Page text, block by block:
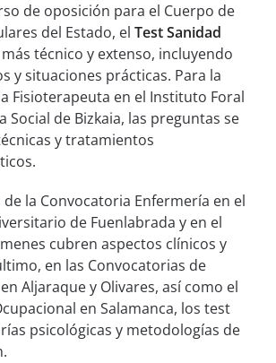
de oposición para el Cuerpo de
del Estado, el Test Sanidad
técnico y extenso, incluyendo
y situaciones prácticas. Para la
Fisioterapeuta en el Instituto Foral
Social de Bizkaia, las preguntas se
y tratamientos
la Convocatoria Enfermería en el
de Fuenlabrada y en el
cubren aspectos clínicos y
en las Convocatorias de
Aljaraque y Olivares, así como el
en Salamanca, los test
psicológicas y metodologías de